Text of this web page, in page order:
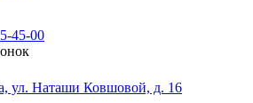
45-00
ул. Наташи Ковшовой, д. 16